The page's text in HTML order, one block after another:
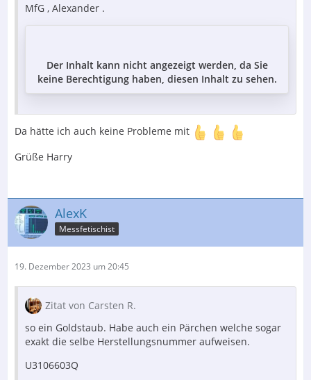
MfG , Alexander .
Der Inhalt kann nicht angezeigt werden, da Sie
keine Berechtigung haben, diesen Inhalt zu sehen.
Da hätte ich auch keine Probleme mit
Grüße Harry
AlexK
Messfetischist
19. Dezember 2023 um 20:45
Zitat von Carsten R.
so ein Goldstaub. Habe auch ein Pärchen welche sogar
exakt die selbe Herstellungsnummer aufweisen.
U3106603Q